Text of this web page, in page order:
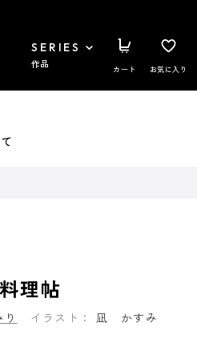
SERIES
作品 カート お気に入り
理帖
イラスト： 凪 かすみ